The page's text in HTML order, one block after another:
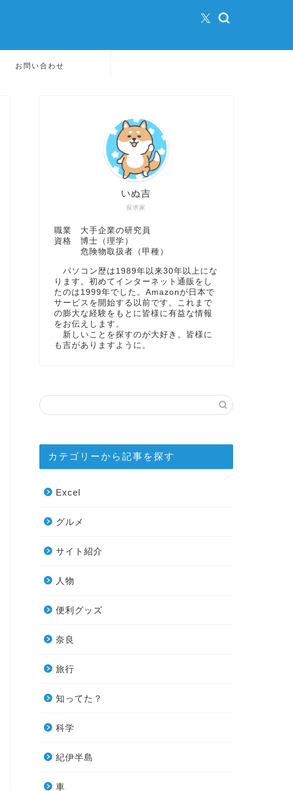
お問い合わせ
探求家
いぬ吉
職業 大手企業の研究員
資格 博士（理学）
危険物取扱者（甲種）
パソコン歴は1989年以来30年以上にな
ります。初めてインターネット通販をし
たのは1999年でした。Amazonが日本で
サービスを開始する以前です。これまで
の膨大な経験をもとに皆様に有益な情報
をお伝えします。
新しいことを探すのが大好き。皆様に
も吉がありますように。
カテゴリーから記事を探す
Excel
グルメ
サイト紹介
人物
便利グッズ
奈良
旅行
知ってた？
科学
紀伊半島
車